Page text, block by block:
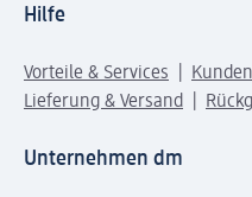
Hilfe
Vorteile & Services
Lieferung & Versand
Unternehmen dm